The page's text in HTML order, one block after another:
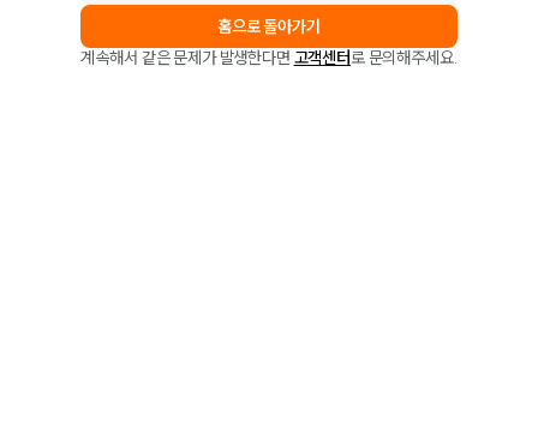
홈으로 돌아가기
계속해서 같은 문제가 발생한다면 고객센터로 문의해주세요.